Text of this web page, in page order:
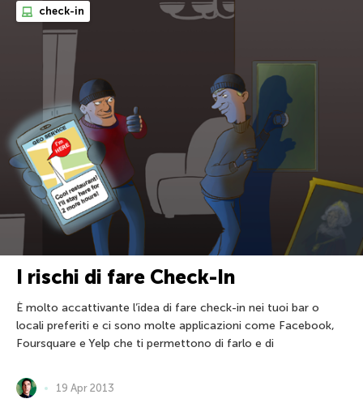
check-in
I rischi di fare Check-In
È molto accattivante l’idea di fare check-in nei tuoi bar o
locali preferiti e ci sono molte applicazioni come Facebook,
Foursquare e Yelp che ti permettono di farlo e di
19 Apr 2013